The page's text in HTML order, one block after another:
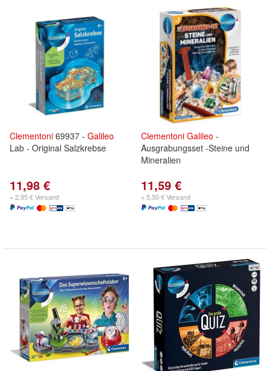
Clementoni 69937 - Galileo
Lab - Original Salzkrebse
11,98 €
+ 2,95 € Versand
Clementoni Galileo -
Ausgrabungsset -Steine und
Mineralien
11,59 €
+ 5,50 € Versand